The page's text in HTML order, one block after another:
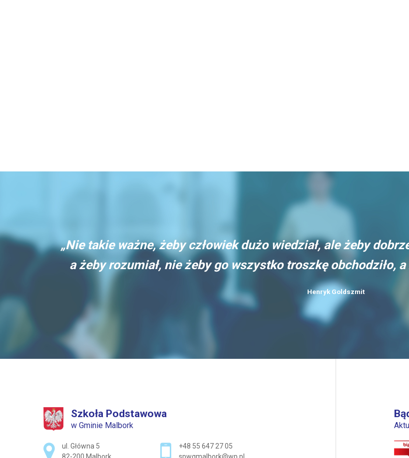
„Nie takie ważne, żeby człowiek dużo wiedział, ale żeby
a żeby rozumiał, nie żeby go wszystko troszkę obchodziło,
Henryk Goldszmit
Szkoła Podstawowa
w Gminie Malbork
Adres pocztowy:
ul. Główna 5
+48 55 647 27 05